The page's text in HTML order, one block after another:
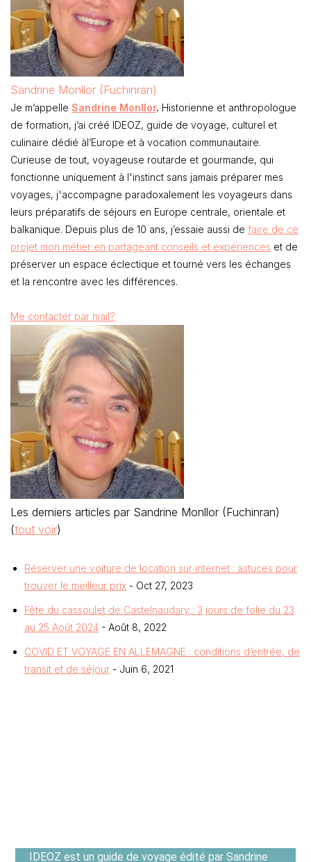
Sandrine Monllor (Fuchinran)
Je m’appelle Sandrine Monllor. Historienne et anthropologue
de formation, j’ai créé IDEOZ, guide de voyage, culturel et
culinaire dédié àl’Europe et à vocation communautaire.
Curieuse de tout, voyageuse routarde et gourmande, qui
fonctionne uniquement à l'instinct sans jamais préparer mes
voyages, j'accompagne paradoxalement les voyageurs dans
leurs préparatifs de séjours en Europe centrale, orientale et
balkanique. Depuis plus de 10 ans, j’essaie aussi de faire de ce
projet mon métier en partageant conseils et expériences et de
préserver un espace éclectique et tourné vers les échanges
et la rencontre avec les différences.
Me contacter par mail?
Les derniers articles par Sandrine Monllor (Fuchinran)
(tout voir)
Réserver une voiture de location sur internet : astuces pour
trouver le meilleur prix - Oct 27, 2023
Fête du cassoulet de Castelnaudary : 3 jours de folie du 23
au 25 Août 2024 - Août 8, 2022
COVID ET VOYAGE EN ALLEMAGNE : conditions d’entrée, de
transit et de séjour - Juin 6, 2021
IDEOZ est un guide de voyage édité par Sandrine